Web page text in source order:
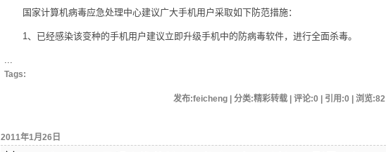
国家计算机病毒应急处理中心建议广大手机用户采取如下防范措施：
1、已经感染该变种的手机用户建议立即升级手机中的防病毒软件，进行全面杀毒。
...
Tags:
发布:feicheng | 分类:精彩转载 | 评论:0 | 引用:0 | 浏览:82
2011年1月26日